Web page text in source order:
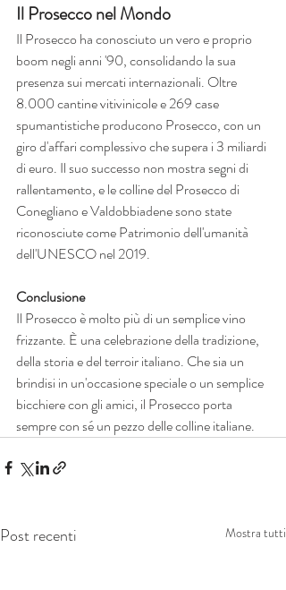
Il Prosecco nel Mondo
Il Prosecco ha conosciuto un vero e proprio
boom negli anni '90, consolidando la sua
presenza sui mercati internazionali. Oltre
8.000 cantine vitivinicole e 269 case
spumantistiche producono Prosecco, con un
giro d'affari complessivo che supera i 3 miliardi
di euro. Il suo successo non mostra segni di
rallentamento, e le colline del Prosecco di
Conegliano e Valdobbiadene sono state
riconosciute come Patrimonio dell'umanità
dell'UNESCO nel 2019.
Conclusione
Il Prosecco è molto più di un semplice vino
frizzante. È una celebrazione della tradizione,
della storia e del terroir italiano. Che sia un
brindisi in un'occasione speciale o un semplice
bicchiere con gli amici, il Prosecco porta
sempre con sé un pezzo delle colline italiane.
Post recenti Mostra tutti